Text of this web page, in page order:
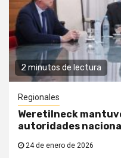
2 minutos de lectura
Regionales
Weretilneck
autoridades
24 de enero de 2026